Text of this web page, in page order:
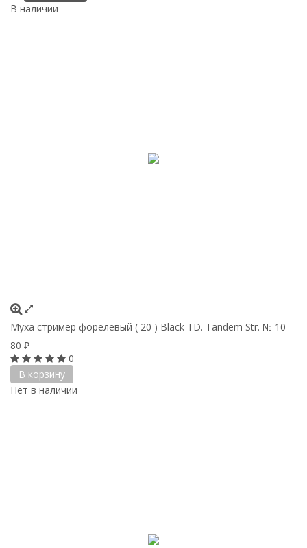
В наличии
Муха стример форелевый ( 20 ) Black TD. Tandem Str. № 10
80 ₽
0
В корзину
Нет в наличии